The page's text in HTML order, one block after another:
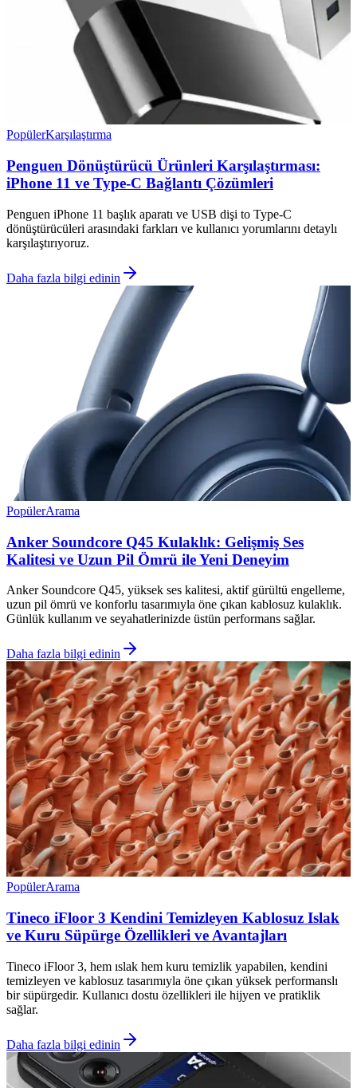
PopülerKarşılaştırma
Penguen Dönüştürücü Ürünleri Karşılaştırması:
iPhone 11 ve Type-C Bağlantı Çözümleri
Penguen iPhone 11 başlık aparatı ve USB dişi to Type-C
dönüştürücüleri arasındaki farkları ve kullanıcı yorumlarını detaylı
karşılaştırıyoruz.
Daha fazla bilgi edinin
PopülerArama
Anker Soundcore Q45 Kulaklık: Gelişmiş Ses
Kalitesi ve Uzun Pil Ömrü ile Yeni Deneyim
Anker Soundcore Q45, yüksek ses kalitesi, aktif gürültü engelleme,
uzun pil ömrü ve konforlu tasarımıyla öne çıkan kablosuz kulaklık.
Günlük kullanım ve seyahatlerinizde üstün performans sağlar.
Daha fazla bilgi edinin
PopülerArama
Tineco iFloor 3 Kendini Temizleyen Kablosuz Islak
ve Kuru Süpürge Özellikleri ve Avantajları
Tineco iFloor 3, hem ıslak hem kuru temizlik yapabilen, kendini
temizleyen ve kablosuz tasarımıyla öne çıkan yüksek performanslı
bir süpürgedir. Kullanıcı dostu özellikleri ile hijyen ve pratiklik
sağlar.
Daha fazla bilgi edinin